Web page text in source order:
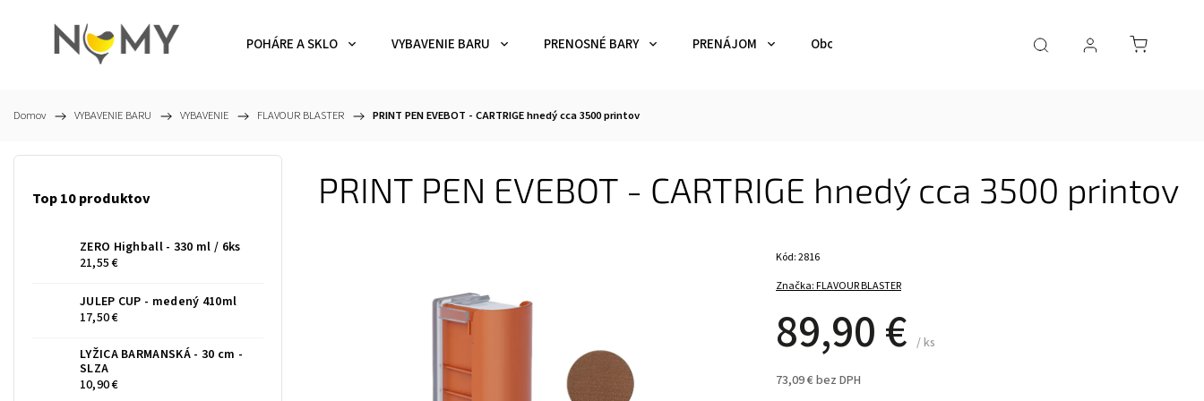
POHÁRE A SKLO VYBAVENIE BARU PRENOSNÉ BARY PRENÁJOM Obchodné podmienky Kontaktujte nás
Domov / VYBAVENIE BARU / VYBAVENIE / FLAVOUR BLASTER / PRINT PEN EVEBOT - CARTRIGE hnedý cca 3500 printov
Top 10 produktov
ZERO Highball - 330 ml / 6ks
21,55 €
JULEP CUP - medený 410ml
17,50 €
LYŽICA BARMANSKÁ - 30 cm -
SLZA
10,90 €
PRINT PEN EVEBOT - CARTRIGE hnedý cca 3500 printov
Značka:FLAVOUR BLASTER
89,90 € / ks
73,09 € bez DPH
Kód:2816